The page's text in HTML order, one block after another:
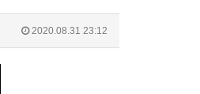
2020.08.31 23:12